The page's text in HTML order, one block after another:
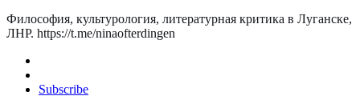
Философия, культурология, литературная критика в Луганске,
ЛНР. https://t.me/ninaofterdingen
Subscribe